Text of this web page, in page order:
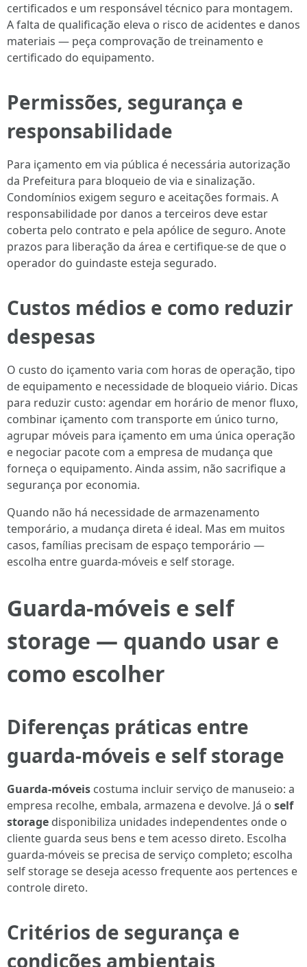
certificados e um responsável técnico para montagem.
A falta de qualificação eleva o risco de acidentes e danos
materiais — peça comprovação de treinamento e
certificado do equipamento.
Permissões, segurança e
responsabilidade
Para içamento em via pública é necessária autorização
da Prefeitura para bloqueio de via e sinalização.
Condomínios exigem seguro e aceitações formais. A
responsabilidade por danos a terceiros deve estar
coberta pelo contrato e pela apólice de seguro. Anote
prazos para liberação da área e certifique-se de que o
operador do guindaste esteja segurado.
Custos médios e como reduzir
despesas
O custo do içamento varia com horas de operação, tipo
de equipamento e necessidade de bloqueio viário. Dicas
para reduzir custo: agendar em horário de menor fluxo,
combinar içamento com transporte em único turno,
agrupar móveis para içamento em uma única operação
e negociar pacote com a empresa de mudança que
forneça o equipamento. Ainda assim, não sacrifique a
segurança por economia.
Quando não há necessidade de armazenamento
temporário, a mudança direta é ideal. Mas em muitos
casos, famílias precisam de espaço temporário —
escolha entre guarda-móveis e self storage.
Guarda-móveis e self
storage — quando usar e
como escolher
Diferenças práticas entre
guarda-móveis e self storage
Guarda-móveis costuma incluir serviço de manuseio: a
empresa recolhe, embala, armazena e devolve. Já o self
storage disponibiliza unidades independentes onde o
cliente guarda seus bens e tem acesso direto. Escolha
guarda-móveis se precisa de serviço completo; escolha
self storage se deseja acesso frequente aos pertences e
controle direto.
Critérios de segurança e
condições ambientais